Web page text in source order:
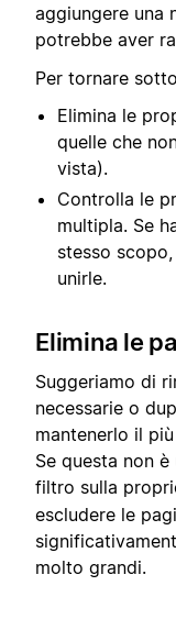
aggiungere una
potrebbe aver
Per tornare
Elimina le
quelle che
vista).
Controlla le
multipla. Se
stesso
unirle.
Elimina le
Suggeriamo di
necessarie o
mantenerlo il
Se questa non
filtro sulla
escludere le
molto grandi.